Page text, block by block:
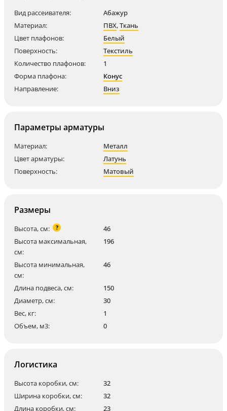
Вид рассеивателя:
Абажур
Материал:
ПВХ,Ткань
Цвет плафонов:
Белый
Поверхность:
Текстиль
Количество плафонов:
1
Форма плафона:
Конус
Направление:
Вниз
Параметры арматуры
Материал:
Металл
Цвет арматуры:
Латунь
Поверхность:
Матовый
Размеры
Высота, см: ?
46
Высота максимальная,
см:
196
Высота минимальная,
см:
46
Длина подвеса, см:
150
Диаметр, см:
30
Вес, кг:
1
Объем, м3:
0
Логистика
Высота коробки, см:
32
Ширина коробки, см:
32
Длина коробки, см:
23